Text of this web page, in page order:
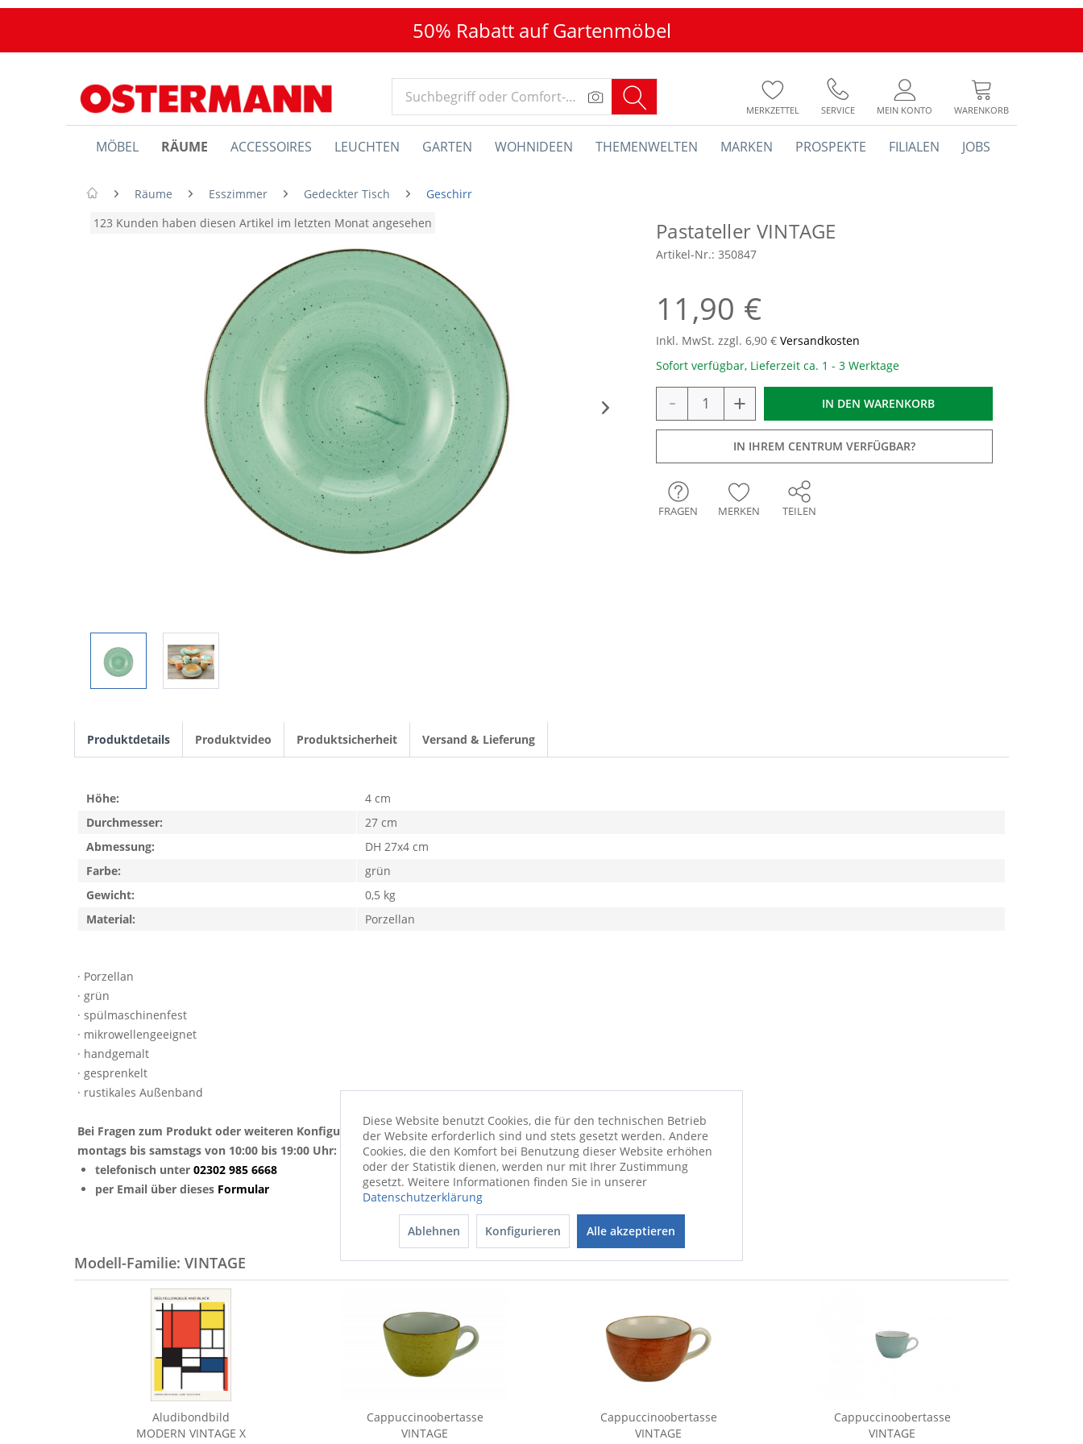
50% Rabatt auf Gartenmöbel
MERKZETTEL SERVICE MEIN KONTO WARENKORB
MÖBEL RÄUME ACCESSOIRES LEUCHTEN GARTEN WOHNIDEEN THEMENWELTEN MARKEN PROSPEKTE FILIALEN JOBS
Räume Esszimmer Gedeckter Tisch
Geschirr
123 Kunden haben diesen Artikel im letzten Monat angesehen
Pastateller VINTAGE
Artikel-Nr.: 350847
11,90 €
Inkl. MwSt. zzgl. 6,90 € Versandkosten
Sofort verfügbar, Lieferzeit ca. 1 - 3 Werktage
- + IN DEN WARENKORB
IN IHREM CENTRUM VERFÜGBAR?
FRAGEN MERKEN TEILEN
Produktdetails Produktvideo Produktsicherheit Versand & Lieferung
· Porzellan
· grün
· spülmaschinenfest
· mikrowellengeeignet
· handgemalt
· gesprenkelt
· rustikales Außenband
Bei Fragen zum Produkt oder weiteren Konfigurationswünschen beraten wir Sie gerne
montags bis samstags von 10:00 bis 19:00 Uhr:
telefonisch unter 02302 985 6668
per Email über dieses Formular
Höhe:
4 cm
Durchmesser:
27 cm
Abmessung:
DH 27x4 cm
Farbe:
grün
Gewicht:
0,5 kg
Material:
Porzellan
Modell-Familie: VINTAGE
Aludibondbild
MODERN VINTAGE X
Cappuccinoobertasse
VINTAGE
Cappuccinoobertasse
VINTAGE
Cappuccinoobertasse
VINTAGE
Diese Website benutzt Cookies, die für den technischen Betrieb
der Website erforderlich sind und stets gesetzt werden. Andere
Cookies, die den Komfort bei Benutzung dieser Website erhöhen
oder der Statistik dienen, werden nur mit Ihrer Zustimmung
gesetzt. Weitere Informationen finden Sie in unserer
Datenschutzerklärung
Ablehnen Konfigurieren Alle akzeptieren